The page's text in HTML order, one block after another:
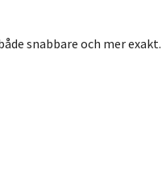
snabbare och mer